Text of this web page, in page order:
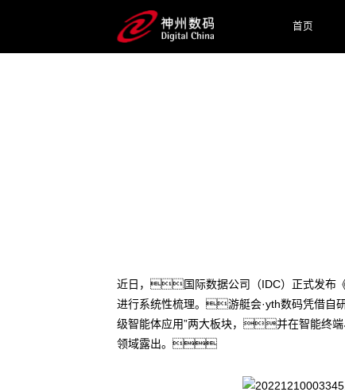
首页
近日，国际数据公司（IDC）正式发布
进行系统性梳理。游艇会·yth数码凭借自
级智能体应用”两大板块，并在智能
领域露出。